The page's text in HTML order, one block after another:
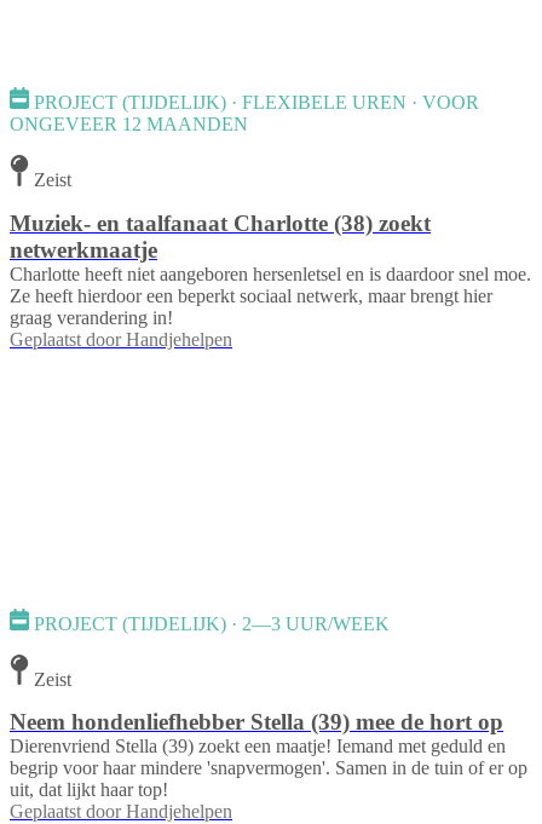
PROJECT (TIJDELIJK) · FLEXIBELE UREN · VOOR
ONGEVEER 12 MAANDEN
Zeist
Muziek- en taalfanaat Charlotte (38) zoekt
netwerkmaatje
Charlotte heeft niet aangeboren hersenletsel en is daardoor snel moe.
Ze heeft hierdoor een beperkt sociaal netwerk, maar brengt hier
graag verandering in!
Geplaatst door Handjehelpen
PROJECT (TIJDELIJK) · 2—3 UUR/WEEK
Zeist
Neem hondenliefhebber Stella (39) mee de hort op
Dierenvriend Stella (39) zoekt een maatje! Iemand met geduld en
begrip voor haar mindere 'snapvermogen'. Samen in de tuin of er op
uit, dat lijkt haar top!
Geplaatst door Handjehelpen